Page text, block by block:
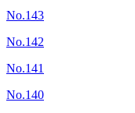
No.143
No.142
No.141
No.140